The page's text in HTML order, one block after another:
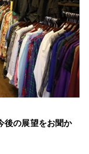
後の展望をお聞か